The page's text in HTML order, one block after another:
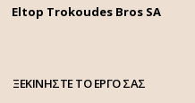
Eltop Trokoudes Bros SA
ΞΕΚΙΝΗΣΤΕ ΤΟ ΕΡΓΟ ΣΑΣ